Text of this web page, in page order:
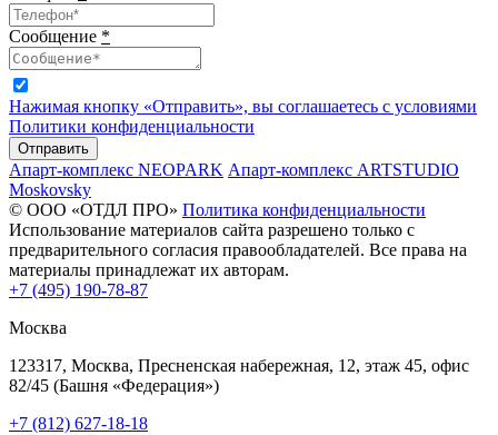
Сообщение *
Нажимая кнопку «Отправить», вы соглашаетесь с условиями
Политики конфиденциальности
Отправить
Апарт-комплекс NEOPARK Апарт-комплекс ARTSTUDIO
Moskovsky
© ООО «ОТДЛ ПРО» Политика конфиденциальности
Использование материалов сайта разрешено только с
предварительного согласия правообладателей. Все права на
материалы принадлежат их авторам.
+7 (495) 190-78-87
Москва
123317, Москва, Пресненская набережная, 12, этаж 45, офис
82/45 (Башня «Федерация»)
+7 (812) 627-18-18